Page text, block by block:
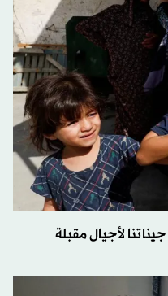
لأجيال مقبلة